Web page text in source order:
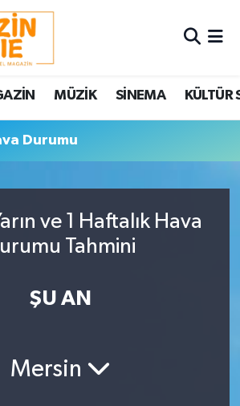
MÜZİK SİNEMA KÜLTÜR
Durumu
ve 1 Haftalık Hava
Tahmini
ŞU AN
Mersin